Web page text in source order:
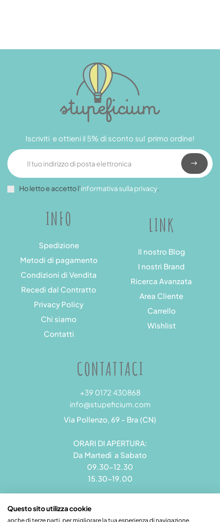
INFO
Spedizione
Metodi di pagamento
Condizioni di Vendita
Recedi dal Contratto
Privacy Policy
Chi siamo
Contatti
LINK
Il nostro Blog
I nostri Brand
Ricerca Avanzata
Area Cliente
Carrello
Wishlist
Iscriviti e ottieni il 5% di sconto sul primo ordine!
Ho letto e accetto l’informativa sulla privacy.
CONTATTACI
+39 0172 430868
info@stupeficium.com
Via Pollenzo, 69 - Bra (CN)
ORARI DI APERTURA:
Da Martedì a Sabato
09.30-12.30
15.30-19.00
Questo sito utilizza cookie
anche di terze parti, per migliorare la tua esperienza di navigazione.